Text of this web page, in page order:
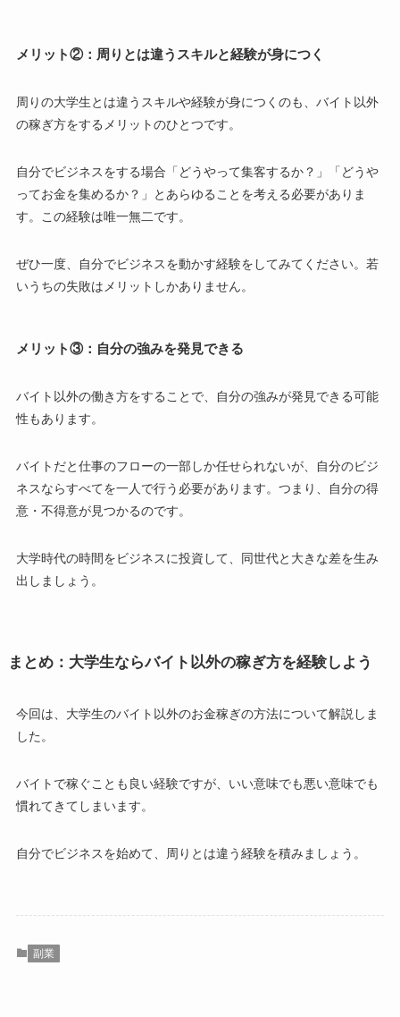
メリット②：周りとは違うスキルと経験が身につく
周りの大学生とは違うスキルや経験が身につくのも、バイト以外
の稼ぎ方をするメリットのひとつです。
自分でビジネスをする場合「どうやって集客するか？」「どうや
ってお金を集めるか？」とあらゆることを考える必要がありま
す。この経験は唯一無二です。
ぜひ一度、自分でビジネスを動かす経験をしてみてください。若
いうちの失敗はメリットしかありません。
メリット③：自分の強みを発見できる
バイト以外の働き方をすることで、自分の強みが発見できる可能
性もあります。
バイトだと仕事のフローの一部しか任せられないが、自分のビジ
ネスならすべてを一人で行う必要があります。つまり、自分の得
意・不得意が見つかるのです。
大学時代の時間をビジネスに投資して、同世代と大きな差を生み
出しましょう。
まとめ：大学生ならバイト以外の稼ぎ方を経験しよう
今回は、大学生のバイト以外のお金稼ぎの方法について解説しま
した。
バイトで稼ぐことも良い経験ですが、いい意味でも悪い意味でも
慣れてきてしまいます。
自分でビジネスを始めて、周りとは違う経験を積みましょう。
副業